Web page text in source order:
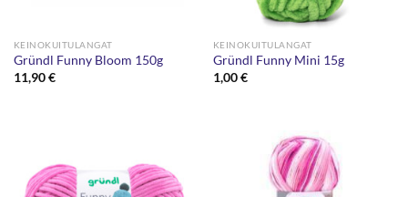
KEINOKUITULANGAT
Gründl Funny Bloom 150g
11,90€
KEINOKUITULANGAT
Gründl Funny Mini 15g
1,00€